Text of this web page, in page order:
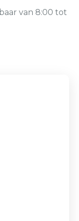
van 8:00 tot